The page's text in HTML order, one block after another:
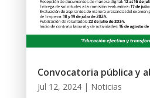
Convocatoria pública y
Jul 12, 2024| Noticias